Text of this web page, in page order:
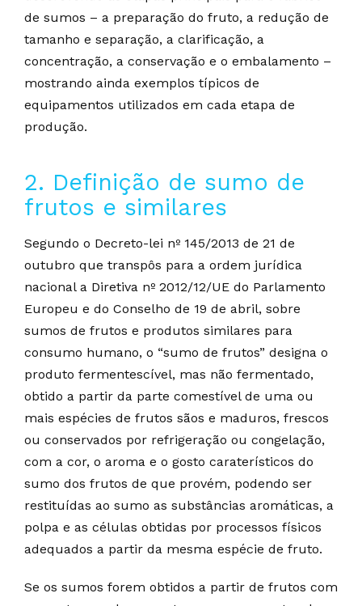
de sumos – a preparação do fruto, a redução de
tamanho e separação, a clarificação, a
concentração, a conservação e o embalamento –
mostrando ainda exemplos típicos de
equipamentos utilizados em cada etapa de
produção.
2. Definição de sumo de
frutos e similares
Segundo o Decreto-lei nº 145/2013 de 21 de
outubro que transpôs para a ordem jurídica
nacional a Diretiva nº 2012/12/UE do Parlamento
Europeu e do Conselho de 19 de abril, sobre
sumos de frutos e produtos similares para
consumo humano, o “sumo de frutos” designa o
produto fermentescível, mas não fermentado,
obtido a partir da parte comestível de uma ou
mais espécies de frutos sãos e maduros, frescos
ou conservados por refrigeração ou congelação,
com a cor, o aroma e o gosto caraterísticos do
sumo dos frutos de que provém, podendo ser
restituídas ao sumo as substâncias aromáticas, a
polpa e as células obtidas por processos físicos
adequados a partir da mesma espécie de fruto.
Se os sumos forem obtidos a partir de frutos com